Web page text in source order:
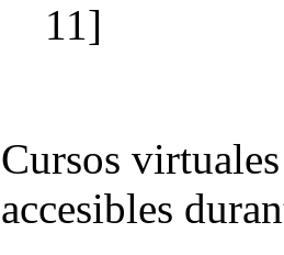
11]
Cursos
accesibles